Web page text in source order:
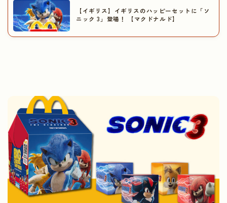
【イギリス】イギリスのハッピーセットに「ソ
ニック 3」登場！ 【マクドナルド】